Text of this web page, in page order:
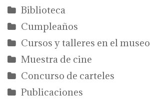
Biblioteca
Cumpleaños
Cursos y talleres en el museo
Muestra de cine
Concurso de carteles
Publicaciones